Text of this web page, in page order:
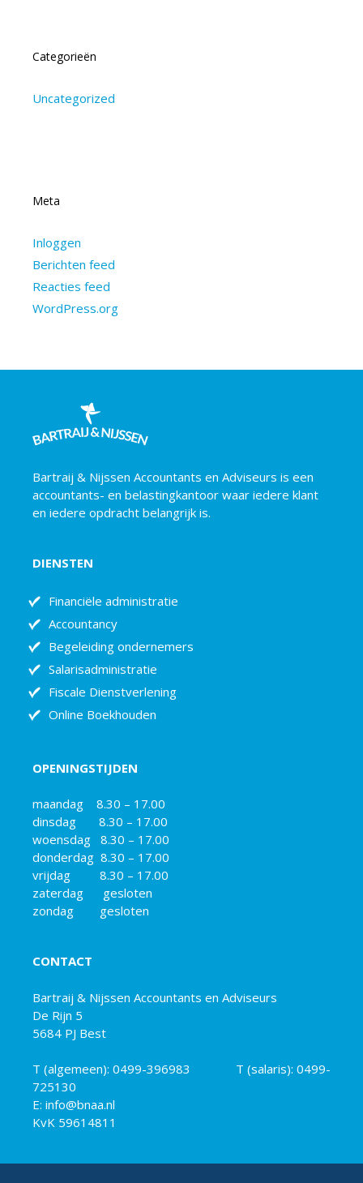
Categorieën
Uncategorized
Meta
Inloggen
Berichten feed
Reacties feed
WordPress.org
Bartraij & Nijssen Accountants en Adviseurs is een
accountants- en belastingkantoor waar iedere klant
en iedere opdracht belangrijk is.
DIENSTEN
Financiële administratie
Accountancy
Begeleiding ondernemers
Salarisadministratie
Fiscale Dienstverlening
Online Boekhouden
OPENINGSTIJDEN
maandag 8.30 – 17.00
dinsdag 8.30 – 17.00
woensdag 8.30 – 17.00
donderdag 8.30 – 17.00
vrijdag 8.30 – 17.00
zaterdag gesloten
zondag gesloten
CONTACT
Bartraij & Nijssen Accountants en Adviseurs
De Rijn 5
5684 PJ Best
T (algemeen): 0499-396983 T (salaris): 0499-
725130
E: info@bnaa.nl
KvK 59614811